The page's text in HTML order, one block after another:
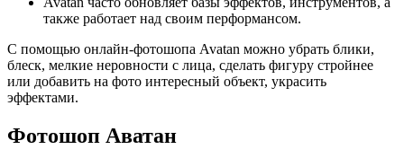
также работает над своим перформансом.
С помощью онлайн-фотошопа Avatan можно убрать блики,
блеск, мелкие неровности с лица, сделать фигуру стройнее
или добавить на фото интересный объект, украсить
эффектами.
Фотошоп Аватан